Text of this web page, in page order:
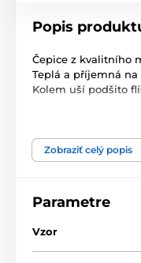
Popis
Čepice z kvalitního
Teplá a příjemná na
Kolem uší podšito
Zobraziť celý popis
Parametre
Vzor